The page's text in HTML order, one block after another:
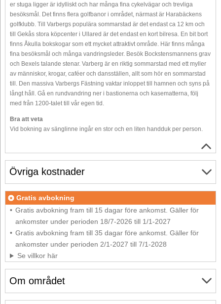
er stuga ligger är idylliskt och har många fina cykelvägar och trevliga
besöksmål. Det finns flera golfbanor i området, närmast är Harabäckens
golfklubb. Till Varbergs populära sommarstad är det endast ca 12 km och
till Gekås stora köpcenter i Ullared är det endast en kort bilresa. En bit bort
finns Åkulla bokskogar som ett mycket attraktivt område. Här finns många
fina besöksmål och många vandringsleder. Besök Bockstensmannens grav
och Bexels talande stenar. Varberg är en riktig sommarstad med ett myller
av människor, krogar, caféer och dansställen, allt som hör en sommarstad
till. Den massiva Varbergs Fästning vaktar inloppet till hamnen och syns på
långt håll. Gå en rundvandring ner i bastionerna och kasematterna, följ
med från 1200-talet till vår egen tid.
Bra att veta
Vid bokning av sänglinne ingår en stor och en liten handduk per person.
Om området
Övriga kostnader
Gratis avbokning
Gratis avbokning fram till 15 dagar före ankomst. Gäller för
ankomster under perioden 18/7-2026 till 1/1-2027
Gratis avbokning fram till 35 dagar före ankomst. Gäller för
ankomster under perioden 2/1-2027 till 7/1-2028
Se villkor här